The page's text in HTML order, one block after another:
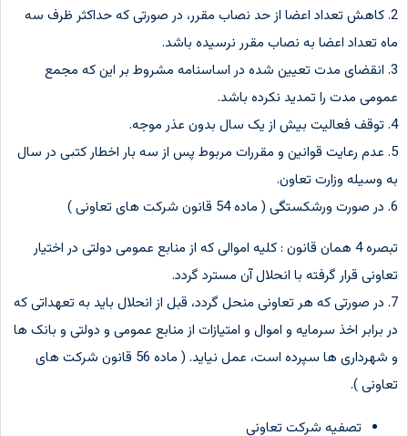
2. کاهش تعداد اعضا از حد نصاب مقرر، در صورتی که حداکثر ظرف سه
ماه تعداد اعضا به نصاب مقرر نرسیده باشد.
3. انقضای مدت تعیین شده در اساسنامه مشروط بر این که مجمع
عمومی مدت را تمدید نکرده باشد.
4. توقف فعالیت بیش از یک سال بدون عذر موجه.
5. عدم رعایت قوانین و مقررات مربوط پس از سه بار اخطار کتبی در سال
به وسیله وزارت تعاون.
6. در صورت ورشکستگی ( ماده 54 قانون شرکت های تعاونی )
تبصره 4 همان قانون : کلیه اموالی که از منابع عمومی دولتی در اختیار
تعاونی قرار گرفته با انحلال آن مسترد گردد.
7. در صورتی که هر تعاونی منحل گردد، قبل از انحلال باید به تعهداتی که
در برابر اخذ سرمایه و اموال و امتیازات از منابع عمومی و دولتی و بانک ها
و شهرداری ها سپرده است، عمل نیاید. ( ماده 56 قانون شرکت های
تعاونی ).
تصفیه شرکت تعاونی